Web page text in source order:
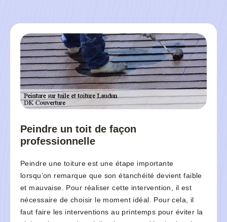
Peindre un toit de façon
professionnelle
Peindre une toiture est une étape importante
lorsqu’on remarque que son étanchéité devient faible
et mauvaise. Pour réaliser cette intervention, il est
nécessaire de choisir le moment idéal. Pour cela, il
faut faire les interventions au printemps pour éviter la